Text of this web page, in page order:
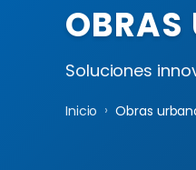
OBRAS
Soluciones
Inicio › Obras